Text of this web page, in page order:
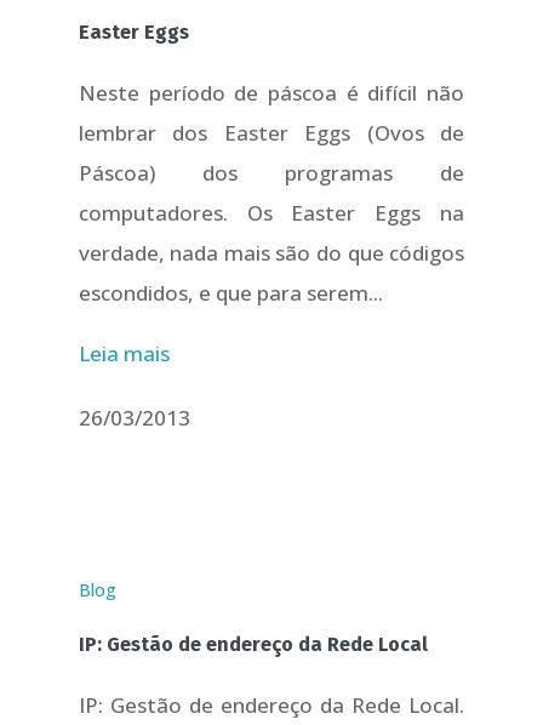
Easter Eggs
Neste período de páscoa é difícil não
lembrar dos Easter Eggs (Ovos de
Páscoa) dos programas de
computadores. Os Easter Eggs na
verdade, nada mais são do que códigos
escondidos, e que para serem...
Leia mais
26/03/2013
Blog
IP: Gestão de endereço da Rede Local
IP: Gestão de endereço da Rede Local.